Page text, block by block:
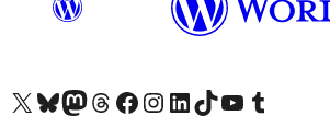
Visit our X (formerly Twitter) account
Visit our Bluesky account
Επισκεφθείτε τον λογαριασμό μας στο Mastodon
Visit our Threads account
Επισκεφτείτε τη σελίδα μας στο Facebook
Επισκεφθείτε τον λογαριασμό μας Instagram
Επισκεφθείτε τον λογαριασμό μας LinkedIn
Visit our TikTok account
Visit our YouTube channel
Visit our Tumblr account